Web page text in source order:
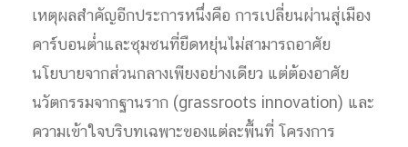
เหตุผลสำคัญอีกประการหนึ่งคือ การเปลี่ยนผ่านสู่เมือง
คาร์บอนต่ำและชุมชนที่ยืดหยุ่นไม่สามารถอาศัย
นโยบายจากส่วนกลางเพียงอย่างเดียว แต่ต้องอาศัย
นวัตกรรมจากฐานราก (grassroots innovation) และ
ความเข้าใจบริบทเฉพาะของแต่ละพื้นที่ โครงการ